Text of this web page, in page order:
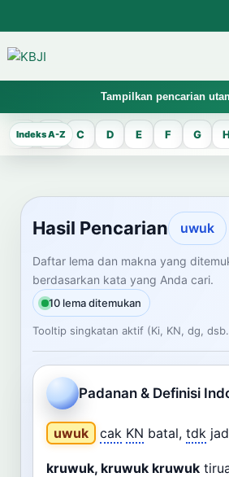
Tampilkan pencarian
KBJI WORKSPACE
Hasil
Temukan lema Jawa dan maknanya
mengelola data Kamus Bahasa Jawa-
CARI LEMA JAWA
Masukkan kata Jawa
Dashboard Pencarian
A B C D E F G H
Hasil Pencarian uwuk
Daftar lema dan makna yang
berdasarkan kata yang Anda cari.
10 lema ditemukan
Tooltip singkatan aktif (Ki, KN, dg,
Padanan & Definisi
uwuk cak KN batal, tdk
kruwuk, kruwuk kruwuk